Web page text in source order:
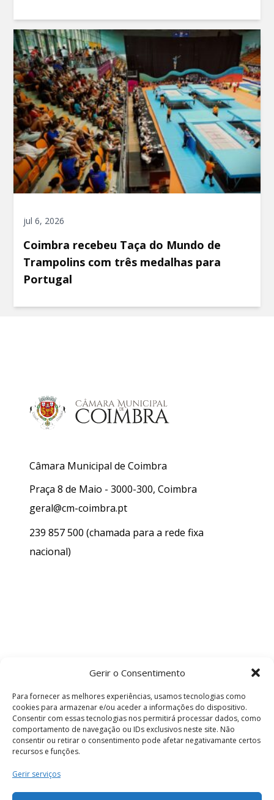
Gerir o Consentimento
Para fornecer as melhores experiências, usamos tecnologias como
cookies para armazenar e/ou aceder a informações do dispositivo.
Consentir com essas tecnologias nos permitirá processar dados, como
comportamento de navegação ou IDs exclusivos neste site. Não
consentir ou retirar o consentimento pode afetar negativamante certos
recursos e funções.
Gerir serviços
jul 6, 2026
Coimbra recebeu Taça do Mundo de
Trampolins com três medalhas para
Portugal
Câmara Municipal de Coimbra
Praça 8 de Maio - 3000-300, Coimbra
geral@cm-coimbra.pt
239 857 500 (chamada para a rede fixa
nacional)
Termos e Condições